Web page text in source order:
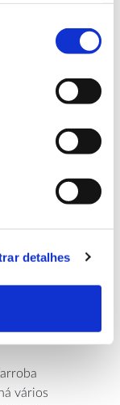
detalhes
permanece
E
do
e sul da
outro lado, foi
vários